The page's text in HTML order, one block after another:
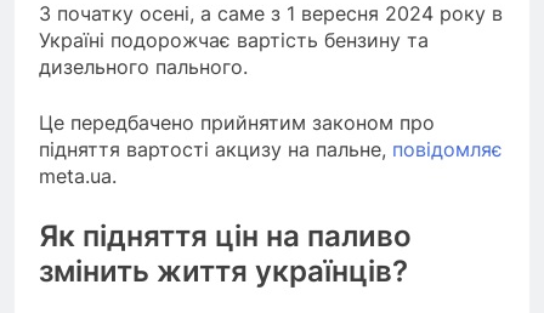
З початку осені, а саме з 1 вересня 2024 року в
Україні подорожчає вартість бензину та
дизельного пального.
Це передбачено прийнятим законом про
підняття вартості акцизу на пальне, повідомляє
meta.ua.
Як підняття цін на паливо
змінить життя українців?